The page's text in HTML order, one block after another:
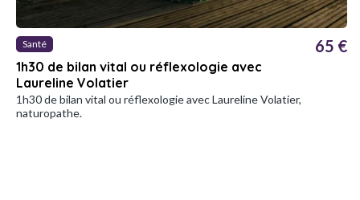
Santé
1h30 de bilan vital ou réflexologie avec
Laureline Volatier
65 €
1h30 de bilan vital ou réflexologie avec Laureline Volatier,
naturopathe.